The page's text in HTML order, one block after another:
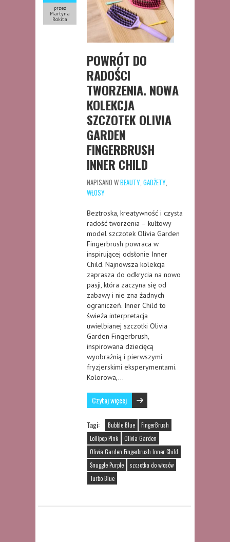
przez
Martyna
Rokita
POWRÓT DO
RADOŚCI
TWORZENIA. NOWA
KOLEKCJA
SZCZOTEK OLIVIA
GARDEN
FINGERBRUSH
INNER CHILD
NAPISANO WBEAUTY GADŻETY
WŁOSY
Beztroska, kreatywność i czysta
radość tworzenia – kultowy
model szczotek Olivia Garden
Fingerbrush powraca w
inspirującej odsłonie Inner
Child. Najnowsza kolekcja
zaprasza do odkrycia na nowo
pasji, która zaczyna się od
zabawy i nie zna żadnych
ograniczeń. Inner Child to
świeża interpretacja
uwielbianej szczotki Olivia
Garden Fingerbrush,
inspirowana dziecięcą
wyobraźnią i pierwszymi
fryzjerskimi eksperymentami.
Kolorowa,…
Czytaj więcej
Tagi: Bubble Blue
FingerBrush
Lollipop Pink
Olivia Garden
Olivia Garden Fingerbrush Inner Child
Snuggle Purple
szczotka do włosów
Turbo Blue